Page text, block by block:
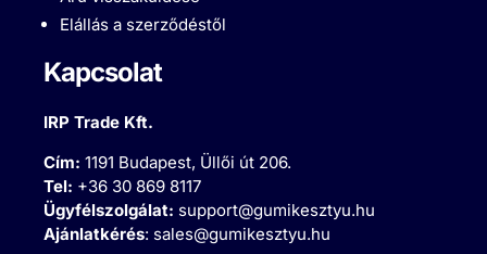
Elállás a szerződéstől
Kapcsolat
IRP Trade Kft.
Cím:1191 Budapest, Üllői út 206.
Tel: +36 30 869 8117
Ügyfélszolgálat: support@gumikesztyu.hu
Ajánlatkérés: sales@gumikesztyu.hu